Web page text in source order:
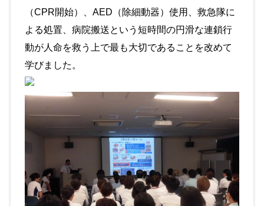
（CPR開始）、AED（除細動器）使用、救急隊に
よる処置、病院搬送という短時間の円滑な連鎖行
動が人命を救う上で最も大切であることを改めて
学びました。